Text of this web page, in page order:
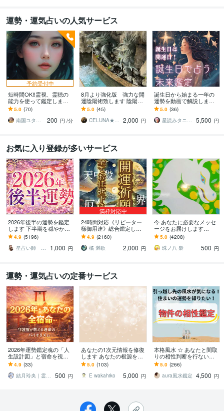
運勢・運気占いの人気サービス
予約受付中
短時間OK‼︎霊視、霊聴の
能力を使って鑑定します
オラクルカードと霊視で
お悩みを解決へと導きま
す
5.0 (70)
南国ユタの末裔占い師✴︎リン
200 円 /分
8月より強化版 強力な開
運陰陽術致します 陰陽師
による強力な術にてご希
望の開運術を致します
5.0 (45)
CELUNA★ご依頼多数につき対応遅延有 2,000 円
誕生日から始まる一年の
運勢を動画で解説します 1
年のチャンスをこの手で
掴もう✯
5.0 (36)
星読みタニー♒水瓶座の人生を星で読む人
5,500 円
お気に入り登録が多いサービス
2026年後半の運勢を鑑定
します 下半期を穏やかに
進む道しるべに
4.9 (5196)
星占い師 レイリィアス
1,000 円
満枠対応中
24時間対応《リピーター
様御用達》総合鑑定しま
す 霊視鑑定＋極ヒーリン
グの無料サポート付き！
4.9 (2160)
橘 満歌
2,000 円
今 あなたに必要なメッセ
ージをお届けします
⭐️【アファメーション付
き】⭐️オラクルカード 簡
易版⭐️
5.0 (4208)
珠ノ八 梟
500 円
運勢・運気占いの定番サービス
2026年運勢鑑定魂の「人
生設計図」と宿命を視ま
す 魂の流れを霊視し あな
たの運命の方向を読み解
きます
4.9 (33)
結月玲央｜霊視鑑定士
500 円
あなたの1次元情報を修復
します あなたの根源を癒
し、より良い波動と運気
に戻しましょう♪
5.0 (103)
E wakahiko
5,000 円
本格風水 ☆ あなたと間取
りの相性判断を行ないま
す 『引っ越し先』や『ご
自宅』の風水（運勢）を
知りたいあなたへ
5.0 (266)
aura風水鑑定 4,500 円